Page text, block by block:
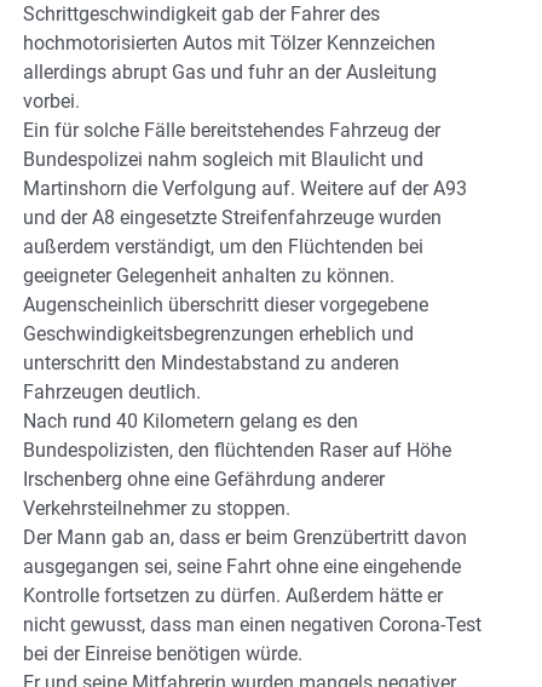
Schrittgeschwindigkeit gab der Fahrer des
hochmotorisierten Autos mit Tölzer Kennzeichen
allerdings abrupt Gas und fuhr an der Ausleitung
vorbei.
Ein für solche Fälle bereitstehendes Fahrzeug der
Bundespolizei nahm sogleich mit Blaulicht und
Martinshorn die Verfolgung auf. Weitere auf der A93
und der A8 eingesetzte Streifenfahrzeuge wurden
außerdem verständigt, um den Flüchtenden bei
geeigneter Gelegenheit anhalten zu können.
Augenscheinlich überschritt dieser vorgegebene
Geschwindigkeitsbegrenzungen erheblich und
unterschritt den Mindestabstand zu anderen
Fahrzeugen deutlich.
Nach rund 40 Kilometern gelang es den
Bundespolizisten, den flüchtenden Raser auf Höhe
Irschenberg ohne eine Gefährdung anderer
Verkehrsteilnehmer zu stoppen.
Der Mann gab an, dass er beim Grenzübertritt davon
ausgegangen sei, seine Fahrt ohne eine eingehende
Kontrolle fortsetzen zu dürfen. Außerdem hätte er
nicht gewusst, dass man einen negativen Corona-Test
bei der Einreise benötigen würde.